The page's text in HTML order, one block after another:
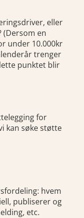
eller
(Dersom en
under 10.000kr
trenger
punktet blir
for
kan søke støtte
hvem
publiserer og
etc.